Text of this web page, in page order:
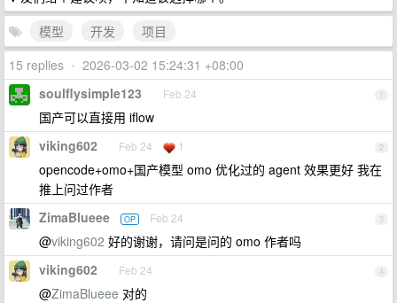
模型
开发
项目
15 replies • 2026-03-02 15:24:31 +08:00
1
soulflysimple123 Feb 24
国产可以直接用 iflow
2
viking602 Feb 24 1
opencode+omo+国产模型 omo 优化过的 agent 效果更好 我在
推上问过作者
3
ZimaBlueee OP Feb 24
@viking602 好的谢谢，请问是问的 omo 作者吗
4
viking602 Feb 24
@ZimaBlueee 对的